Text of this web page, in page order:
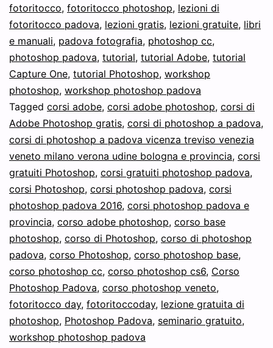
al
FOTORITOCCO
DAY™
aperto
a
tutti
fotoritocco, fotoritocco photoshop, lezioni di
fotoritocco padova, lezioni gratis, lezioni gratuite, libri
e manuali, padova fotografia, photoshop cc,
photoshop padova, tutorial, tutorial Adobe, tutorial
Capture One, tutorial Photoshop, workshop
photoshop, workshop photoshop padova
Tagged corsi adobe, corsi adobe photoshop, corsi di
Adobe Photoshop gratis, corsi di photoshop a padova,
corsi di photoshop a padova vicenza treviso venezia
veneto milano verona udine bologna e provincia, corsi
gratuiti Photoshop, corsi gratuiti photoshop padova,
corsi Photoshop, corsi photoshop padova, corsi
photoshop padova 2016, corsi photoshop padova e
provincia, corso adobe photoshop, corso base
photoshop, corso di Photoshop, corso di photoshop
padova, corso Photoshop, corso photoshop base,
corso photoshop cc, corso photoshop cs6, Corso
Photoshop Padova, corso photoshop veneto,
fotoritocco day, fotoritoccoday, lezione gratuita di
photoshop, Photoshop Padova, seminario gratuito,
workshop photoshop padova